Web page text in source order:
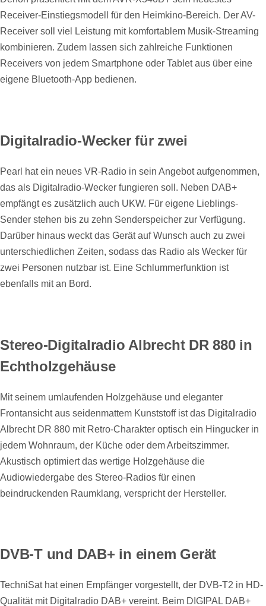
Receiver-Einstiegsmodell für den Heimkino-Bereich. Der AV-
Receiver soll viel Leistung mit komfortablem Musik-Streaming
kombinieren. Zudem lassen sich zahlreiche Funktionen
Receivers von jedem Smartphone oder Tablet aus über eine
eigene Bluetooth-App bedienen.
Digitalradio-Wecker für zwei
Pearl hat ein neues VR-Radio in sein Angebot aufgenommen,
das als Digitalradio-Wecker fungieren soll. Neben DAB+
empfängt es zusätzlich auch UKW. Für eigene Lieblings-
Sender stehen bis zu zehn Senderspeicher zur Verfügung.
Darüber hinaus weckt das Gerät auf Wunsch auch zu zwei
unterschiedlichen Zeiten, sodass das Radio als Wecker für
zwei Personen nutzbar ist. Eine Schlummerfunktion ist
ebenfalls mit an Bord.
Stereo-Digitalradio Albrecht DR 880 in
Echtholzgehäuse
Mit seinem umlaufenden Holzgehäuse und eleganter
Frontansicht aus seidenmattem Kunststoff ist das Digitalradio
Albrecht DR 880 mit Retro-Charakter optisch ein Hingucker in
jedem Wohnraum, der Küche oder dem Arbeitszimmer.
Akustisch optimiert das wertige Holzgehäuse die
Audiowiedergabe des Stereo-Radios für einen
beindruckenden Raumklang, verspricht der Hersteller.
DVB-T und DAB+ in einem Gerät
TechniSat hat einen Empfänger vorgestellt, der DVB-T2 in HD-
Qualität mit Digitalradio DAB+ vereint. Beim DIGIPAL DAB+